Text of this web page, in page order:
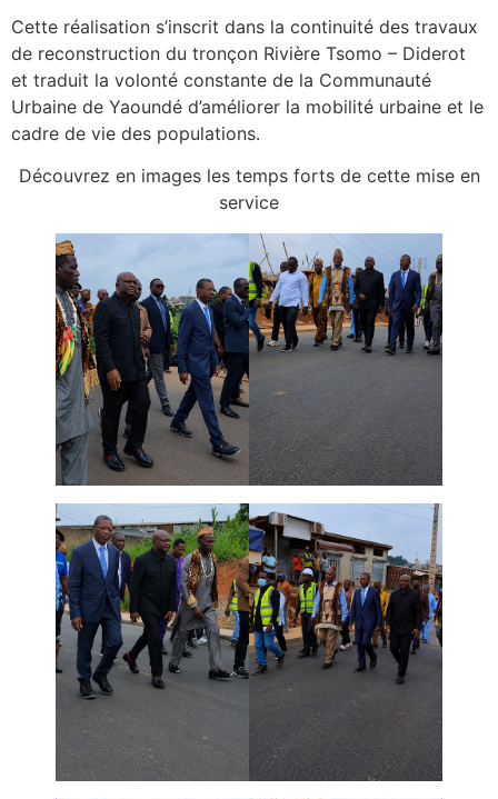
Cette réalisation s’inscrit dans la continuité des travaux
de reconstruction du tronçon Rivière Tsomo – Diderot
et traduit la volonté constante de la Communauté
Urbaine de Yaoundé d’améliorer la mobilité urbaine et le
cadre de vie des populations.
Découvrez en images les temps forts de cette mise en
service